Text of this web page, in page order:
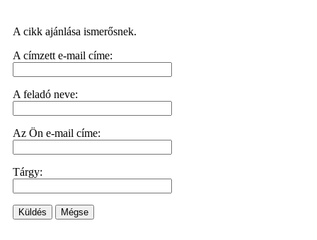
A cikk ajánlása ismerősnek.
A címzett e-mail címe:
A feladó neve:
Az Ön e-mail címe:
Tárgy:
Küldés Mégse